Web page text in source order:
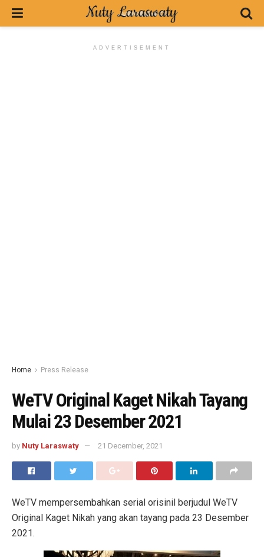
ADVERTISEMENT
Home Press Release
WeTV Original Kaget Nikah Tayang
Mulai 23 Desember 2021
by Nuty Laraswaty 21 December, 2021
WeTV mempersembahkan serial orisinil berjudul WeTV
Original Kaget Nikah yang akan tayang pada 23 Desember
2021.